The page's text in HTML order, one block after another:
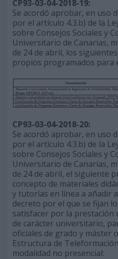
CP93-03-04-2018-19:
Se acordó aprobar, en uso
por el artículo 4.3.b) de la
sobre Consejos Sociales y
Universitario de Canarias,
de 24 de abril, los
propios programados para
CP93-03-04-2018-20:
Se acordó aprobar, en uso
por el artículo 4.3.b) de la
sobre Consejos Sociales y
Universitario de Canarias,
de 24 de abril, el siguiente
concepto de materiales
y tutorías en línea a añadir
decreto por el que se fijan
satisfacer por la prestación
de carácter universitario,
oficiales de grado y máster
Estructura de
modalidad no presencial: